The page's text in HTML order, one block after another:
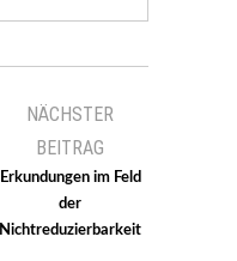
NÄCHSTER
BEITRAG
Erkundungen im Feld
der
Nichtreduzierbarkeit